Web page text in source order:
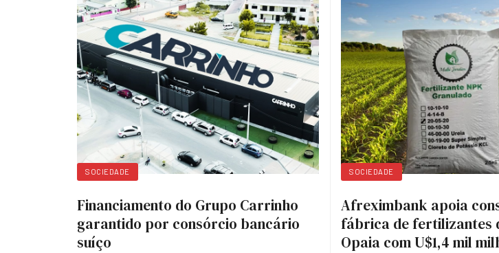
SOCIEDADE
Financiamento do Grupo Carrinho
garantido por consórcio bancário
suíço
SOCIEDADE
Afreximbank apoia construção de
fábrica de fertilizantes
Opaia com U$1,4 mil